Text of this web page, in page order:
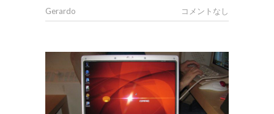
Gerardo コメントなし